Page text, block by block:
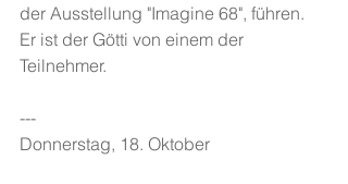
der Ausstellung "Imagine 68", führen.
Er ist der Götti von einem der
Teilnehmer.
---
Donnerstag, 18. Oktober